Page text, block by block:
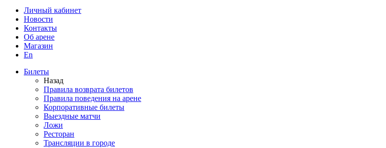
Личный кабинет
Новости
Контакты
Об арене
Магазин
En
Билеты
Назад
Правила возврата билетов
Правила поведения на арене
Корпоративные билеты
Выездные матчи
Ложи
Ресторан
Трансляции в городе